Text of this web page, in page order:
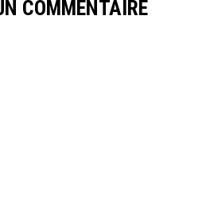
COMMENTAIRE